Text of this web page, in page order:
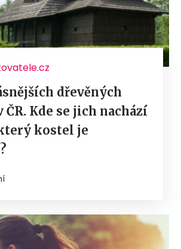
dřevěných
Kde se jich nachází
kostel je